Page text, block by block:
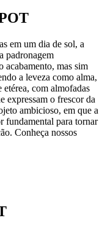
em um dia de sol, a
padronagem
acabamento, mas sim
a leveza como alma,
etérea, com almofadas
expressam o frescor da
ambicioso, em que a
fundamental para tornar
Conheça nossos